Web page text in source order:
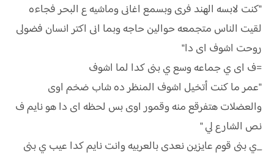
"كنت لابسه الهند فرى وبسمع اغانى وماشيه ع البحر فجاءه
لقيت الناس متجمعه حوالين حاجه وبما انى اكتر انسان فضولى
روحت اشوف اى دا"
=ف اى ي جماعه وسع ي بنى كدا لما اشوف
"عمر ما كنت أتخيل اشوف المنظر ده شاب ضخم اوى
والعضلات هتفرقع منه وقمور اوى بس لحظه اى دا هو نايم ف
نص الشارع لي "
_ي بنى قوم عايزين نعدى بالعربيه وانت نايم كدا عيب ي بنى